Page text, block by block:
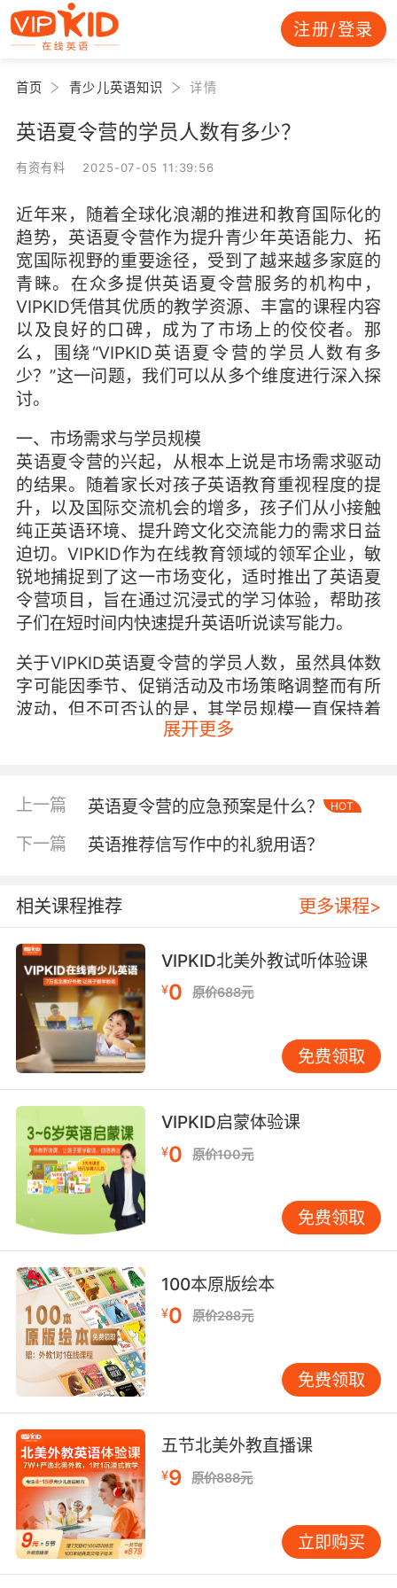
注册/登录
首页 青少儿英语知识 详情
英语夏令营的学员人数有多少？
有资有料 2025-07-05 11:39:56
近年来，随着全球化浪潮的推进和教育国际化的
趋势，英语夏令营作为提升青少年英语能力、拓
宽国际视野的重要途径，受到了越来越多家庭的
青睐。在众多提供英语夏令营服务的机构中，
VIPKID凭借其优质的教学资源、丰富的课程内容
以及良好的口碑，成为了市场上的佼佼者。那
么，围绕“VIPKID英语夏令营的学员人数有多
少？”这一问题，我们可以从多个维度进行深入探
讨。
一、市场需求与学员规模
英语夏令营的兴起，从根本上说是市场需求驱动
的结果。随着家长对孩子英语教育重视程度的提
升，以及国际交流机会的增多，孩子们从小接触
纯正英语环境、提升跨文化交流能力的需求日益
迫切。VIPKID作为在线教育领域的领军企业，敏
锐地捕捉到了这一市场变化，适时推出了英语夏
令营项目，旨在通过沉浸式的学习体验，帮助孩
子们在短时间内快速提升英语听说读写能力。
关于VIPKID英语夏令营的学员人数，虽然具体数
字可能因季节、促销活动及市场策略调整而有所
波动，但不可否认的是，其学员规模一直保持着
稳步增长的态势。这得益于VIPKID强大的品牌影
逐年攀升，不仅覆盖了国内一线城市及部分二线
出其强大的市场渗透力和广泛的受众基础。
VIPKID英语夏令营之所以能够吸引大量学员参
与，关键在于其独特的课程特色和教学模式。不
同于传统的英语培训，VIPKID英语夏令营更加注
重沉浸式学习体验，通过模拟真实场景、角色扮
演、团队合作等多种形式，让孩子们在轻松愉快
的氛围中自然而然地掌握英语。此外，VIPKID还
充分利用其全球师资优势，邀请来自世界各地的
优秀英语教师参与夏令营教学，为学员们提供了
与母语为英语的外教直接交流的机会，极大地提
升了学习的趣味性和实效性。
除了优质的教学资源外，VIPKID英语夏令营还注
重培养学员们的综合素质。通过开设丰富多彩的
课外活动，如英语戏剧表演、英语歌曲比赛、户
外探险等，不仅锻炼了孩子们的英语口语表达能
力，还激发了他们的创造力、团队协作能力和自
信心。这些特色课程和活动，使得VIPKID英语夏
令营在众多同类产品中脱颖而出，成为家长们争
相选择的对象。
三、市场反馈与学员口碑
市场反馈和学员口碑是检验一个产品是否成功的
人数的持续增长和良好的市场口碑就是对其最好
的肯定。许多参加过VIPKID英语夏令营的学员表
示，通过参加夏令营，他们的英语水平得到了显
著提升，不仅口语更加流利，而且对英语文化的
理解也更加深入。同时，他们也对VIPKID的教学
方式和课程安排给予了高度评价，认为这种寓教
展开更多
上一篇 英语夏令营的应急预案是什么？ HOT
下一篇 英语推荐信写作中的礼貌用语？
相关课程推荐 更多课程>
VIPKID北美外教试听体验课
¥0 原价688元
免费领取
VIPKID启蒙体验课
¥0 原价100元
免费领取
100本原版绘本
¥0 原价288元
免费领取
五节北美外教直播课
¥9 原价888元
立即购买